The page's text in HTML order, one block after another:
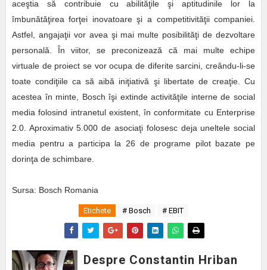
aceştia să contribuie cu abilităţile şi aptitudinile lor la
îmbunătăţirea forţei inovatoare şi a competitivităţii companiei.
Astfel, angajaţii vor avea şi mai multe posibilităţi de dezvoltare
personală. În viitor, se preconizează că mai multe echipe
virtuale de proiect se vor ocupa de diferite sarcini, creându-li-se
toate condiţiile ca să aibă iniţiativă şi libertate de creaţie. Cu
acestea în minte, Bosch îşi extinde activităţile interne de social
media folosind intranetul existent, în conformitate cu Enterprise
2.0. Aproximativ 5.000 de asociaţi folosesc deja uneltele social
media pentru a participa la 26 de programe pilot bazate pe
dorinţa de schimbare.
Sursa: Bosch Romania
Etichete # Bosch # EBIT
Despre Constantin Hriban